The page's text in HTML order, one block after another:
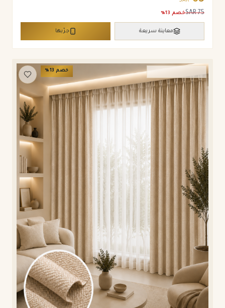
75
SARخصم 13
%
معاينة سريعة جرّبها
خصم 13
%